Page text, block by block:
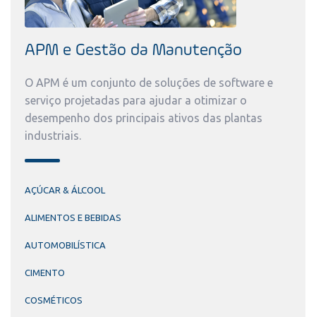
APM e Gestão da Manutenção
O APM é um conjunto de soluções de software e
serviço projetadas para ajudar a otimizar o
desempenho dos principais ativos das plantas
industriais.
AÇÚCAR & ÁLCOOL
ALIMENTOS E BEBIDAS
AUTOMOBILÍSTICA
CIMENTO
COSMÉTICOS